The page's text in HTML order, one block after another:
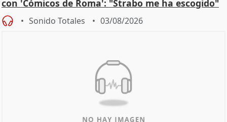
con 'Cómicos de Roma': "Strabo me ha escogido"
Sonido Totales 03/08/2026